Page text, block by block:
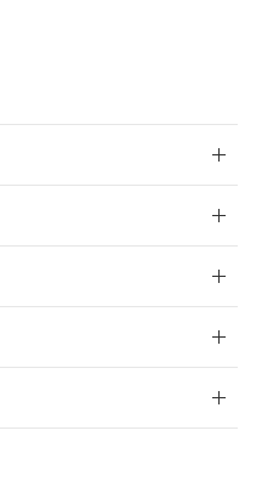
員登録
用者が、当社の製
とは、
"
の「1.共同利
の非含有証明書
ル酸エステル類４
了までの期間は出
ることから備考
ました。